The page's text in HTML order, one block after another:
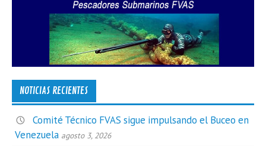
NOTICIAS RECIENTES
Comité Técnico FVAS sigue impulsando el Buceo en
Venezuela agosto 3, 2026